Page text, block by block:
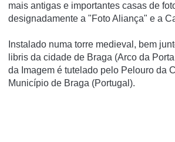
mais antigas e importantes casas de
designadamente a "Foto Aliança" e a
Instalado numa torre medieval, bem
libris da cidade de Braga (Arco da
da Imagem é tutelado pelo Pelouro da
Município de Braga (Portugal).